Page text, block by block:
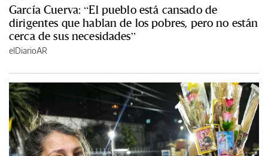
García Cuerva: “El pueblo está cansado de
dirigentes que hablan de los pobres, pero no están
cerca de sus necesidades”
elDiarioAR